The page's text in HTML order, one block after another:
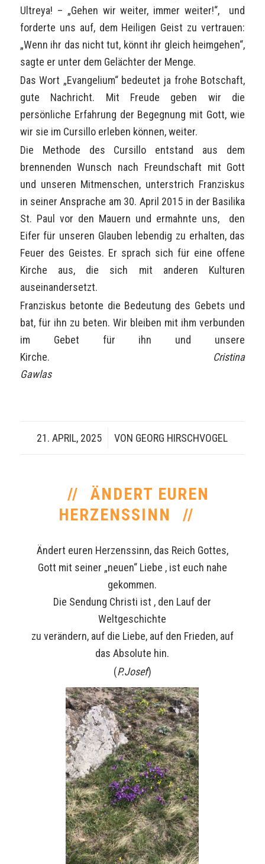
Ultreya! – „Gehen wir weiter, immer weiter!“, und
forderte uns auf, dem Heiligen Geist zu vertrauen:
„Wenn ihr das nicht tut, könnt ihr gleich heimgehen“,
sagte er unter dem Gelächter der Menge.
Das Wort „Evangelium“ bedeutet ja frohe Botschaft,
gute Nachricht. Mit Freude geben wir die
persönliche Erfahrung der Begegnung mit Gott, wie
wir sie im Cursillo erleben können, weiter.
Die Methode des Cursillo entstand aus dem
brennenden Wunsch nach Freundschaft mit Gott
und unseren Mitmenschen, unterstrich Franziskus
in seiner Ansprache am 30. April 2015 in der Basilika
St. Paul vor den Mauern und ermahnte uns, den
Eifer für unseren Glauben lebendig zu erhalten, das
Feuer des Geistes. Er sprach sich für eine offene
Kirche aus, die sich mit anderen Kulturen
auseinandersetzt.
Franziskus betonte die Bedeutung des Gebets und
bat, für ihn zu beten. Wir bleiben mit ihm verbunden
im Gebet für ihn und unsere
Kirche. Cristina
Gawlas
21. APRIL, 2025
/ VON GEORG HIRSCHVOGEL
ÄNDERT EUREN
HERZENSSINN
Ändert euren Herzenssinn, das Reich Gottes,
Gott mit seiner „neuen“ Liebe , ist euch nahe
gekommen.
Die Sendung Christi ist , den Lauf der
Weltgeschichte
zu verändern, auf die Liebe, auf den Frieden, auf
das Absolute hin.
(P.Josef)